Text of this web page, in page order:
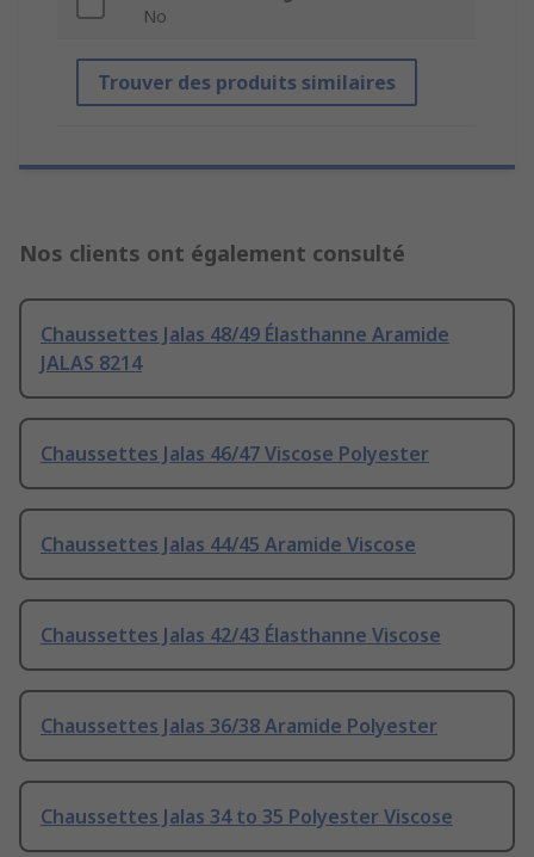
No
Trouver des produits similaires
Nos clients ont également consulté
Chaussettes Jalas 48/49 Élasthanne Aramide
JALAS 8214
Chaussettes Jalas 46/47 Viscose Polyester
Chaussettes Jalas 44/45 Aramide Viscose
Chaussettes Jalas 42/43 Élasthanne Viscose
Chaussettes Jalas 36/38 Aramide Polyester
Chaussettes Jalas 34 to 35 Polyester Viscose